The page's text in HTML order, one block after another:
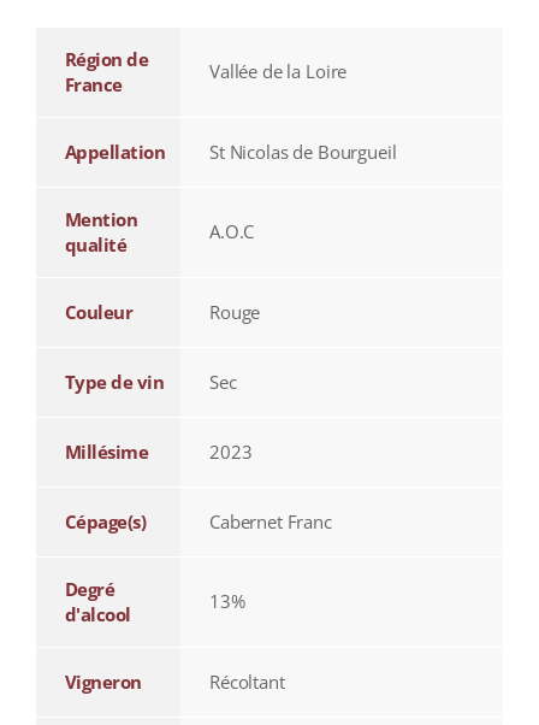
Région de
France
Vallée de la Loire
Appellation St Nicolas de Bourgueil
Mention
qualité
A.O.C
Couleur Rouge
Type de vin Sec
Millésime 2023
Cépage(s) Cabernet Franc
Degré
d'alcool
13%
Vigneron Récoltant